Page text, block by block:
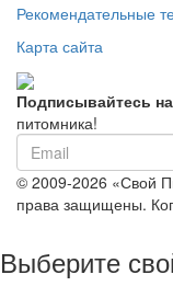
Рекомендательные
Карта сайта
Подписывайтесь
питомника!
© 2009-2026 «Свой
права защищены.
Выберите